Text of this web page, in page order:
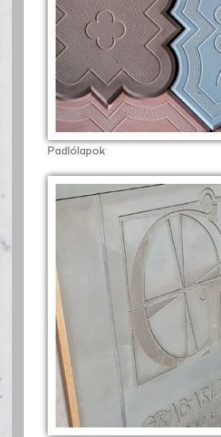
Padlólapok